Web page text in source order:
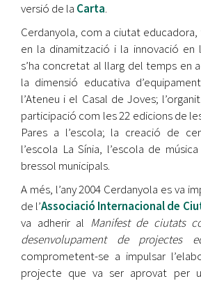
versió de la Carta.
Cerdanyola, com a ciutat
en la dinamització i la innovació en
s’ha concretat al llarg del temps en
la dimensió educativa
l’Ateneu i el Casal de Joves;
participació com les 22 edicions de
Pares a l’escola; la creació de
l’escola La Sínia, l’escola de
bressol municipals.
A més, l’any 2004 Cerdanyola es va
de l’Associació Internacional de
va adherir al Manifest de ciutats
desenvolupament de projectes
comprometent-se a impulsar
projecte que va ser aprovat per